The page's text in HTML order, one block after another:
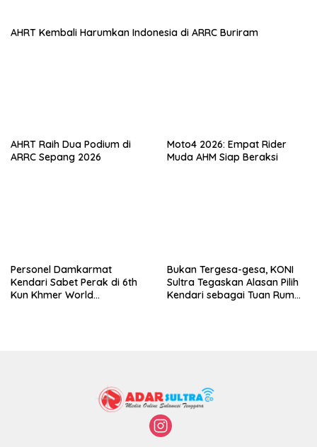
AHRT Kembali Harumkan Indonesia di ARRC Buriram
AHRT Raih Dua Podium di
ARRC Sepang 2026
Moto4 2026: Empat Rider
Muda AHM Siap Beraksi
Personel Damkarmat
Kendari Sabet Perak di 6th
Kun Khmer World
Bukan Tergesa-gesa, KONI
Sultra Tegaskan Alasan Pilih
Kendari sebagai Tuan Rumah